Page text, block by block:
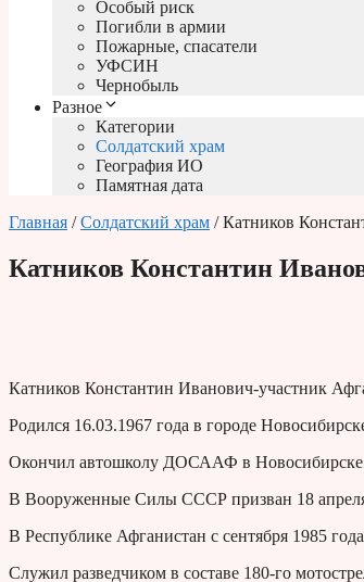
Особый риск
Погибли в армии
Пожарные, спасатели
УФСИН
Чернобыль
Разное
Категории
Солдатский храм
География ИО
Памятная дата
Главная /Солдатский храм / Катников
Катников Константин
Катников Константин Иванович-участник
Родился 16.03.1967 года в городе
Окончил автошколу ДОСААФ в
В Вооруженные Силы СССР призван 18
В Республике Афганистан с сентября 1985
Служил разведчиком в составе 180-го